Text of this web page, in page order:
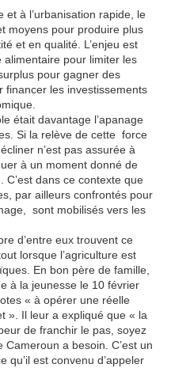
à l’urbanisation rapide, le
moyens pour produire plus
et en qualité. L’enjeu est
alimentaire pour limiter les
pour gagner des
financer les investissements
était davantage l’apanage
Si la relève de cette force
n’est pas assurée à
à un moment donné de
dans ce contexte que
par ailleurs confrontés pour
sont mobilisés vers les
d’entre eux trouvent ce
lorsque l’agriculture est
En bon père de famille,
à la jeunesse le 10 février
« à opérer une réelle
». Il leur a expliqué que « la
de franchir le pas, soyez
a besoin. C’est un
qu’il est convenu d’appeler